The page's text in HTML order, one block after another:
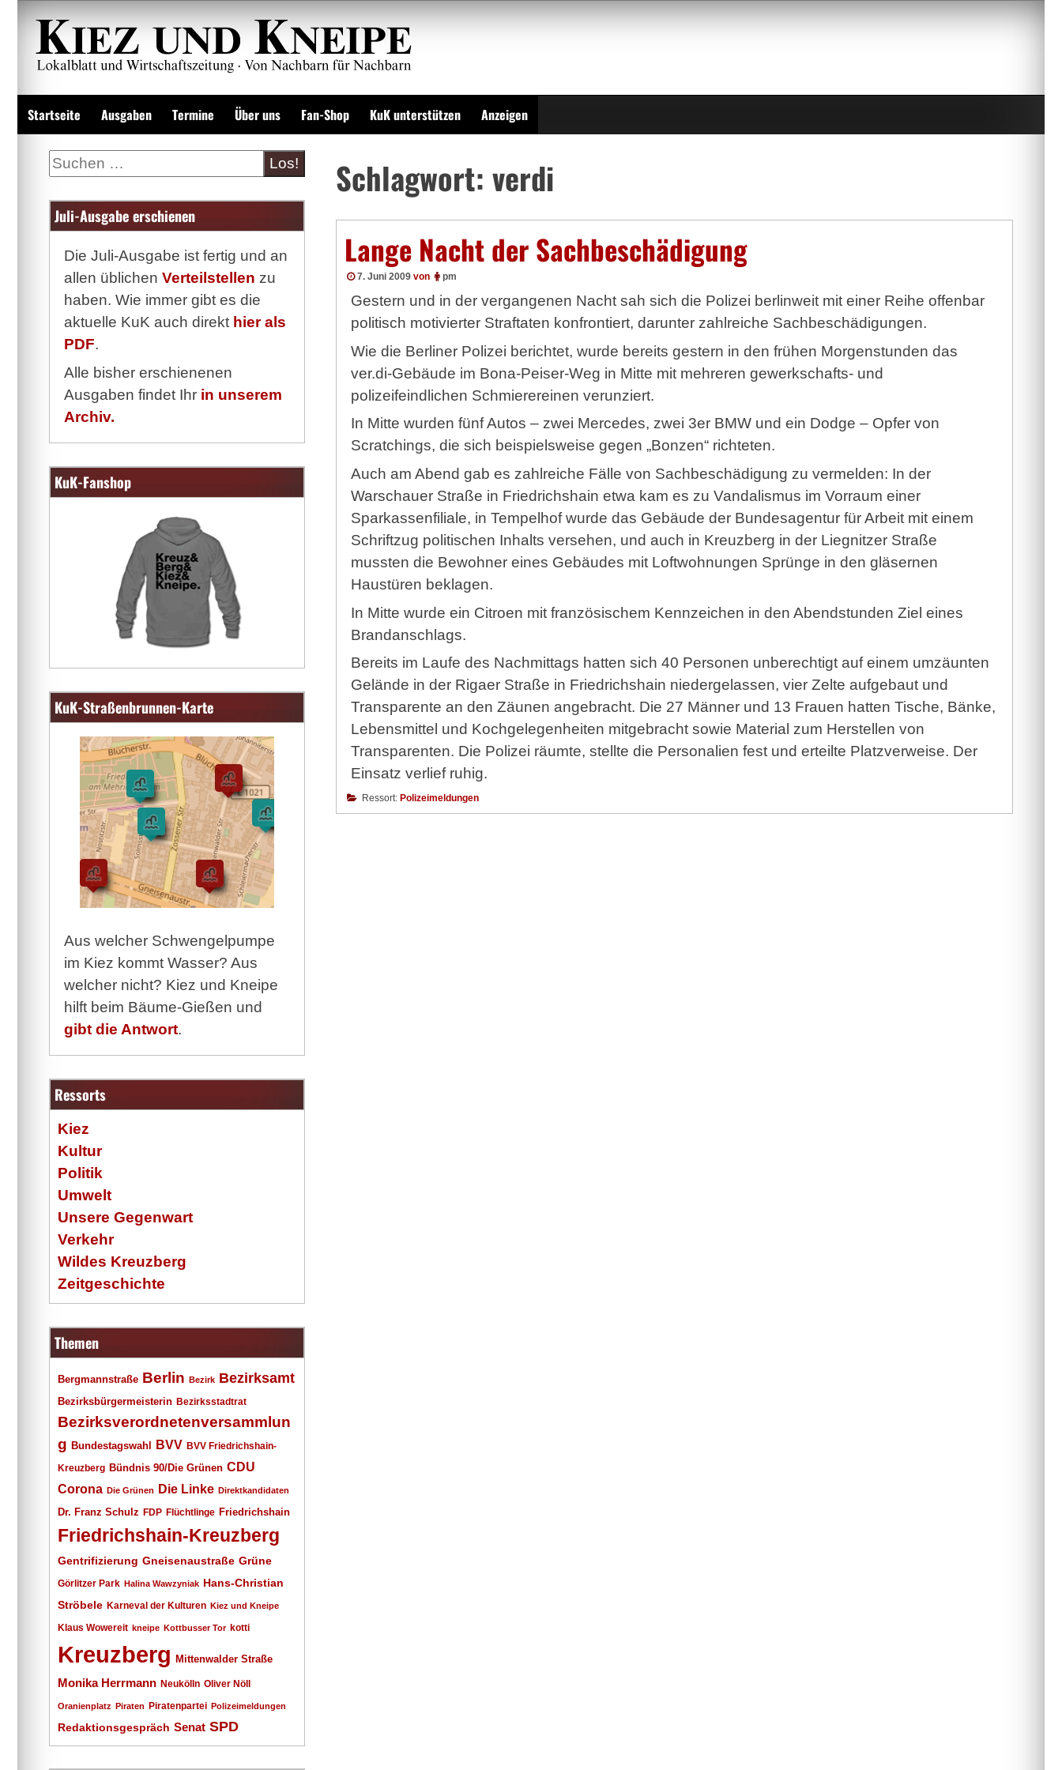
Zum
Inhalt
springen
Startseite Ausgaben Termine Über uns Fan-Shop KuK unterstützen Anzeigen
Schlagwort: verdi
Lange Nacht der Sachbeschädigung
7. Juni 2009 von pm
Gestern und in der vergangenen Nacht sah sich die Polizei berlinweit mit einer Reihe offenbar
politisch motivierter Straftaten konfrontiert, darunter zahlreiche Sachbeschädigungen.
Wie die Berliner Polizei berichtet, wurde bereits gestern in den frühen Morgenstunden das
ver.di-Gebäude im Bona-Peiser-Weg in Mitte mit mehreren gewerkschafts- und
polizeifeindlichen Schmierereinen verunziert.
In Mitte wurden fünf Autos – zwei Mercedes, zwei 3er BMW und ein Dodge – Opfer von
Scratchings, die sich beispielsweise gegen „Bonzen“ richteten.
Auch am Abend gab es zahlreiche Fälle von Sachbeschädigung zu vermelden: In der
Warschauer Straße in Friedrichshain etwa kam es zu Vandalismus im Vorraum einer
Sparkassenfiliale, in Tempelhof wurde das Gebäude der Bundesagentur für Arbeit mit einem
Schriftzug politischen Inhalts versehen, und auch in Kreuzberg in der Liegnitzer Straße
mussten die Bewohner eines Gebäudes mit Loftwohnungen Sprünge in den gläsernen
Haustüren beklagen.
In Mitte wurde ein Citroen mit französischem Kennzeichen in den Abendstunden Ziel eines
Brandanschlags.
Bereits im Laufe des Nachmittags hatten sich 40 Personen unberechtigt auf einem umzäunten
Gelände in der Rigaer Straße in Friedrichshain niedergelassen, vier Zelte aufgebaut und
Transparente an den Zäunen angebracht. Die 27 Männer und 13 Frauen hatten Tische, Bänke,
Lebensmittel und Kochgelegenheiten mitgebracht sowie Material zum Herstellen von
Transparenten. Die Polizei räumte, stellte die Personalien fest und erteilte Platzverweise. Der
Einsatz verlief ruhig.
Ressort: Polizeimeldungen
Suche
Juli-Ausgabe erschienen
Die Juli-Ausgabe ist fertig und an
allen üblichen Verteilstellen zu
haben. Wie immer gibt es die
aktuelle KuK auch direkt hier als
PDF.
Alle bisher erschienenen
Ausgaben findet Ihr in unserem
Archiv.
KuK-Fanshop
KuK-Straßenbrunnen-Karte
Aus welcher Schwengelpumpe
im Kiez kommt Wasser? Aus
welcher nicht? Kiez und Kneipe
hilft beim Bäume-Gießen und
gibt die Antwort.
Ressorts
Kiez
Kultur
Politik
Umwelt
Unsere Gegenwart
Verkehr
Wildes Kreuzberg
Zeitgeschichte
Themen
Bergmannstraße Berlin Bezirk Bezirksamt
Bezirksbürgermeisterin Bezirksstadtrat
Bezirksverordnetenversammlun
g Bundestagswahl BVV BVV Friedrichshain-
Kreuzberg Bündnis 90/Die Grünen CDU
Corona Die Grünen Die Linke Direktkandidaten
Dr. Franz Schulz FDP Flüchtlinge Friedrichshain
Friedrichshain-Kreuzberg
Gentrifizierung Gneisenaustraße Grüne
Görlitzer Park Halina Wawzyniak Hans-Christian
Ströbele Karneval der Kulturen Kiez und Kneipe
Klaus Wowereit kneipe Kottbusser Tor kotti
Kreuzberg Mittenwalder Straße
Monika Herrmann Neukölln Oliver Nöll
Oranienplatz Piraten Piratenpartei Polizeimeldungen
Redaktionsgespräch Senat SPD